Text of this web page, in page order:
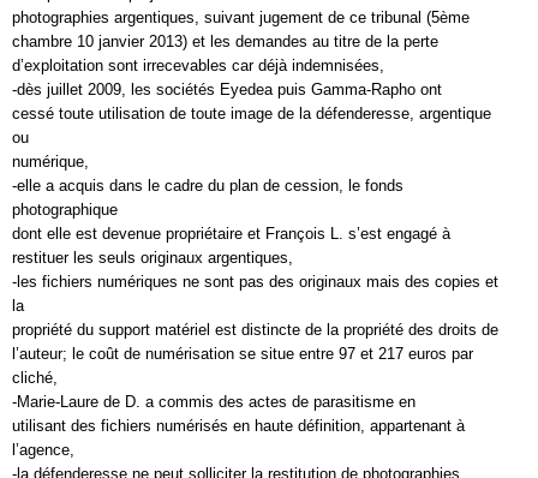
photographies argentiques, suivant jugement de ce tribunal (5ème
chambre 10 janvier 2013) et les demandes au titre de la perte
d’exploitation sont irrecevables car déjà indemnisées,
-dès juillet 2009, les sociétés Eyedea puis Gamma-Rapho ont
cessé toute utilisation de toute image de la défenderesse, argentique
ou
numérique,
-elle a acquis dans le cadre du plan de cession, le fonds
photographique
dont elle est devenue propriétaire et François L. s’est engagé à
restituer les seuls originaux argentiques,
-les fichiers numériques ne sont pas des originaux mais des copies et
la
propriété du support matériel est distincte de la propriété des droits de
l’auteur; le coût de numérisation se situe entre 97 et 217 euros par
cliché,
-Marie-Laure de D. a commis des actes de parasitisme en
utilisant des fichiers numérisés en haute définition, appartenant à
l’agence,
-la défenderesse ne peut solliciter la restitution de photographies